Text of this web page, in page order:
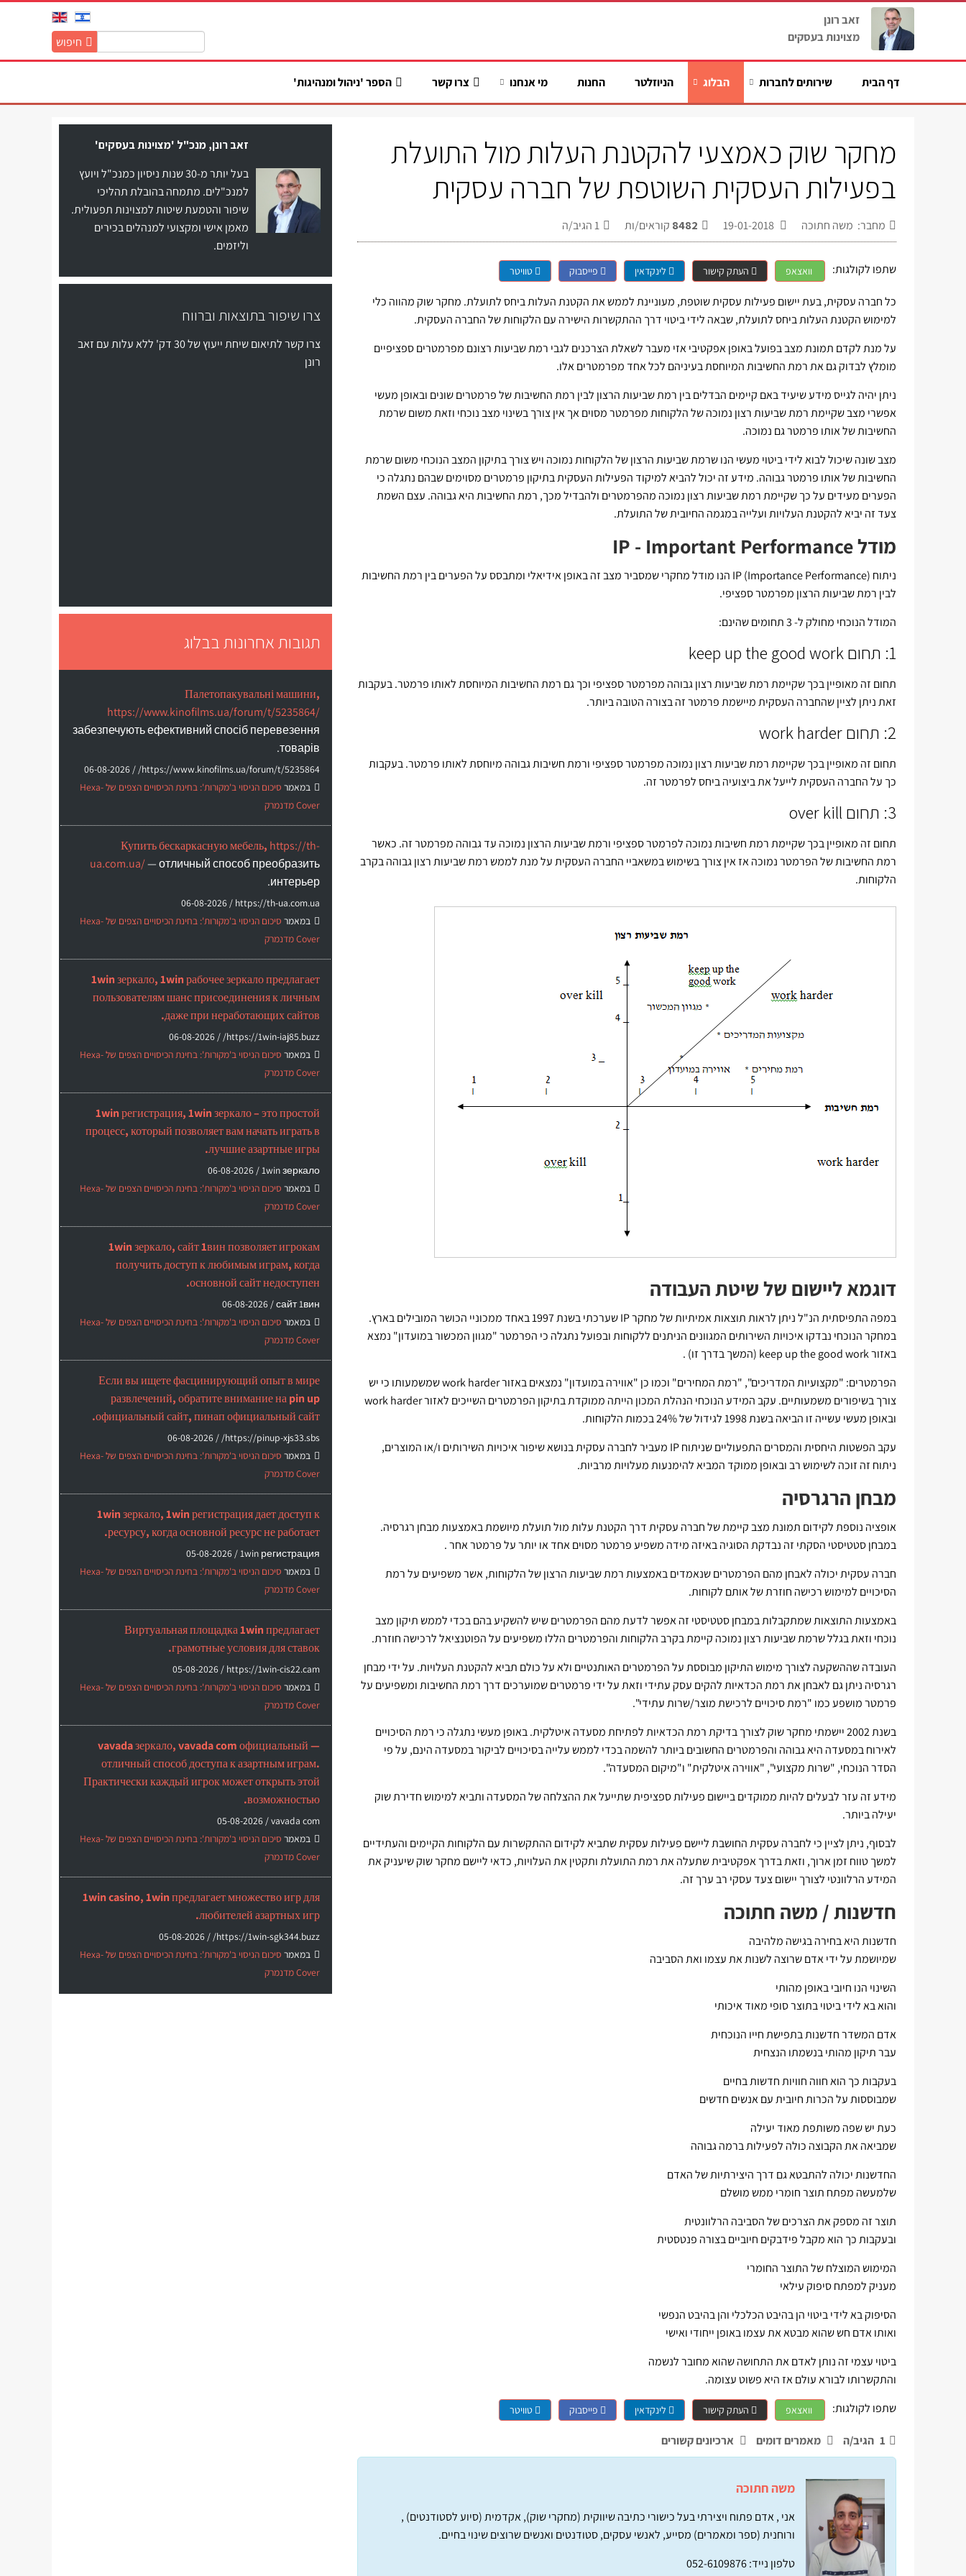
באתר:
חיפוש
זאב רונן
מצוינות בעסקים
דף הבית שירותים לחברות הבלוג הניוזלטר החנות מי אנחנו צרו קשר הספר 'ניהול ומנהיגות'
מחקר שוק כאמצעי להקטנת העלות מול התועלת
בפעילות העסקית השוטפת של חברה עסקית
מחבר: משה חתוכה 8482 קוראים/ות 1הגיב/ה
שתפו לקולגות: וואצאפ העתק קישור לינקדאין פייסבוק טוויטר
כל חברה עסקית, בעת יישום פעילות עסקית שוטפת, מעוניינת לממש את הקטנת העלות ביחס לתועלת. מחקר שוק מהווה כלי
למימוש הקטנת העלות ביחס לתועלת, שבאה לידי ביטוי דרך ההתקשרות הישירה עם הלקוחות של החברה העסקית.
על מנת לקדם תמונת מצב בפועל באופן אפקטיבי אזי מעבר לשאלת הצרכנים לגבי רמת שביעות רצונם מפרמטרים ספציפיים
מומלץ לבדוק גם את רמת החשיבות המיוחסת בעיניהם לכל אחד מפרמטרים אלו.
ניתן יהיה לגייס מידע שיעיד באם קיימים הבדלים בין רמת שביעות הרצון לבין רמת החשיבות של פרמטרים שונים ובאופן מעשי
אפשרי מצב שקיימת רמת שביעות רצון נמוכה של הלקוחות מפרמטר מסוים אך אין צורך בשינוי מצב נוכחי וזאת משום שרמת
החשיבות של אותו פרמטר גם נמוכה.
מצב שונה שיכול לבוא לידי ביטוי מעשי הנו שרמת שביעות הרצון של הלקוחות נמוכה ויש צורך בתיקון המצב הנוכחי משום שרמת
החשיבות של אותו פרמטר גבוהה. מידע זה יכול להביא למיקוד הפעילות העסקית בתיקון פרמטרים מסוימים שבהם נתגלה כי
הפערים מעידים על כך שקיימת רמת שביעות רצון נמוכה מהפרמטרים ולהבדיל מכך, רמת החשיבות היא גבוהה. עצם השמת
צעד זה יביא להקטנת העלויות ועלייה במגמה החיובית של התועלת.
מודל IP - Important Performance
ניתוח IP (Importance Performance) הנו מודל מחקרי שמסביר מצב זה באופן אידיאלי ומתבסס על הפערים בין רמת החשיבות
לבין רמת שביעות הרצון מפרמטר ספציפי.
המודל הנוכחי מחולק ל- 3 תחומים שהינם:
1: תחום keep up the good work
תחום זה מאופיין בכך שקיימת רמת שביעות רצון גבוהה מפרמטר ספציפי וכך גם רמת החשיבות המיוחסת לאותו פרמטר. בעקבות
זאת ניתן לציין שהחברה העסקית מיישמת פרמטר זה בצורה הטובה ביותר.
2: תחום work harder
תחום זה מאופיין בכך שקיימת רמת שביעות רצון נמוכה מפרמטר ספציפי ורמת חשיבות גבוהה מיוחסת לאותו פרמטר. בעקבות
כך על החברה העסקית לייעל את ביצועיה ביחס לפרמטר זה.
3: תחום over kill
תחום זה מאופיין בכך שקיימת רמת חשיבות נמוכה לפרמטר ספציפי ורמת שביעות הרצון נמוכה עד גבוהה מפרמטר זה. כאשר
רמת החשיבות של הפרמטר נמוכה אז אין צורך בשימוש במשאביי החברה העסקית על מנת לממש רמת שביעות רצון גבוהה בקרב
הלקוחות.
דוגמא ליישום של שיטת העבודה
במפה התפיסתית הנ"ל ניתן לראות תוצאות אמיתיות של מחקר IP שערכתי בשנת 1997 באחד ממכוניי הכושר המובילים בארץ.
במחקר הנוכחי נבדקו איכויות השירותים המגוונים הניתנים ללקוחות ובפועל נתגלה כי הפרמטר "מגוון המכשור במועדון" נמצא
באזור keep up the good work (המשך בדרך זו) .
הפרמטרים: "מקצועיות המדריכים", "רמת המחירים" וכמו כן "אווירה במועדון" נמצאים באזור work harder שמשמעותו כי יש
צורך בשיפורים משמעותיים. עקב המידע הנוכחי הנהלת המכון הייתה ממוקדת בתיקון הפרמטרים השייכים לאזור work harder
ובאופן מעשי עשייה זו הביאה בשנת 1998 לגידול של 24% בכמות הלקוחות.
עקב הפשטות היחסית והמסרים התפעוליים שניתוח IP מעביר לחברה עסקית בנושא שיפור איכויות השירותים ו/או המוצרים,
ניתוח זה זוכה לשימוש רב ובאופן ממוקד המביא להימנעות מעלויות מרביות.
מבחן הרגרסיה
אופציה נוספת לקידום תמונת מצב קיימת של חברה עסקית דרך הקטנת עלות מול תועלת מיושמת באמצעות מבחן רגרסיה.
במבחן סטטיסטי הסקתי זה נבדקת הסוגיה באיזה מידה משפיע פרמטר מסוים אחד או יותר על פרמטר אחר .
חברה עסקית יכולה לאבחן מהם הפרמטרים שנאמדים באמצעות רמת שביעות הרצון של הלקוחות, אשר משפיעים על רמת
הסיכויים למימוש רכישה חוזרת של אותם לקוחות.
באמצעות התוצאות שמתקבלות במבחן סטטיסטי זה אפשר לדעת מהם הפרמטרים שיש להשקיע בהם בכדי לממש תיקון מצב
נוכחי וזאת בגלל שרמת שביעות רצון נמוכה קיימת בקרב הלקוחות והפרמטרים הללו משפיעים על הפוטנציאל לרכישה חוזרת.
העובדה שההשקעה לצורך מימוש התיקון מבוססת על הפרמטרים האותנטיים ולא על כולם תביא להקטנת העלויות. על ידי מבחן
רגרסיה ניתן גם לאבחן את רמת הכדאיות להקים עסק עתידי וזאת על ידי פרמטרים שמוערכים דרך רמת החשיבות ומשפיעים על
פרמטר מושפע כמו "רמת סיכויים לרכישת מוצר/שרות עתידי".
בשנת 2002 יישמתי מחקר שוק לצורך בדיקת רמת הכדאיות לפתיחת מסעדה איטלקית. באופן מעשי נתגלה כי רמת הסיכויים
לאירוח במסעדה היא גבוהה והפרמטרים החשובים ביותר להשמה בכדי לממש עלייה בסיכויים לביקור במסעדה הינם, על פי
הסדר הנוכחי, "שרות מקצועי", "אווירה איטלקית" ו"מיקום המסעדה".
מידע זה עזר לבעלים להיות ממוקדים ביישום פעילות ספציפית שתייעל את ההצלחה של המסעדה ותביא למימוש חדירת שוק
יעילה ביותר.
לבסוף, ניתן לציין כי לחברה עסקית החושבת ליישם פעילות עסקית שתביא לקידום ההתקשרות עם הלקוחות הקיימים והעתידיים
למשך טווח זמן ארוך, וזאת בדרך אפקטיבית שתעלה את רמת התועלת ותקטין את העלויות, כדאי ליישם מחקר שוק שיעניק את
המידע הרלוונטי לצורך יישום צעד עסקי רב ערך זה.
חדשנות / משה חתוכה
חדשנות היא בחירה בגישה מלהיבה
שמיושמת על ידי אדם שרוצה לשנות את עצמו ואת הסביבה
השינוי הנו חיובי באופן מהותי
והוא בא לידי ביטוי בתוצר סופי מאוד איכותי
אדם המשדר חדשנות בתפישת חייו הנוכחית
עבר תיקון מהותי בנשמתו הנצחית
בעקבות כך הוא חווה חוויות חדשות בחיים
שמבוססות על הכרות חיובית עם אנשים חדשים
כעת יש שפה משותפת מאוד יעילה
שמביאה את הקבוצה כולה לפעילות ברמה גבוהה
החדשנות יכולה להתבטא גם דרך היצירתיות של האדם
שלמעשה מפתח תוצר חומרי ממש מושלם
תוצר זה מספק את הצרכים של הסביבה הרלוונטית
ובעקבות כך הוא מקבל פידבקים חיוביים בצורה פנטסטית
המימוש המוצלח של התוצר החומרי
מעניק למפתח סיפוק עילאי
הסיפוק בא לידי ביטוי הן בהיבט הכלכלי והן בהיבט הנפשי
ואותו אדם חש שהוא מבטא את עצמו באופן ייחודי ואישי
ביטוי עצמי זה נותן לאדם את התחושה שהוא מחובר לנשמה
והתקשרותו לבורא עולם אז היא פשוט עצומה.
שתפו לקולגות:
וואצאפ העתק קישור לינקדאין פייסבוק טוויטר
1 הגיב/ה מאמרים דומים ארכיונים קשורים
משה חתוכה
אני , אדם פתוח ויצירתי בעל כישורי כתיבה שיווקית (מחקרי שוק), אקדמית (סיוע לסטודנטים) ,
ורוחנית (ספר ומאמרים) מסייע, לאנשי עסקים, סטודנטים ואנשים שרוצים שינוי בחיים.
טלפון נייד: 052-6109876
זאב רונן, מנכ"ל 'מצוינות בעסקים'
בעל יותר מ-30 שנות ניסיון כמנכ"ל ויועץ
למנכ"לים. מתמחה בהובלת תהליכי
שיפור והטמעת שיטות למצוינות תפעולית.
מאמן אישי ומקצועי למנהלים בכירים
וליזמים.
צרו שיפור בתוצאות וברווח
צרו קשר לתיאום שיחת ייעוץ של 30 דק' ללא עלות עם זאב
רונן
תגובות אחרונות בבלוג
Палетопакувальні машини,
https://www.kinofilms.ua/forum/t/5235864/
забезпечують ефективний спосіб перевезення
товарів.
https://www.kinofilms.ua/forum/t/5235864/ /
06-08-2026
במאמר
סיכום הניסוי ב'מקורות': בחינת הכיסויים הצפים של Hexa-
Cover מדנמרק
Купить бескаркасную мебель, https://th-
ua.com.ua/— отличный способ преобразить
интерьер.
https://th-ua.com.ua /
06-08-2026
במאמר
סיכום הניסוי ב'מקורות': בחינת הכיסויים הצפים של Hexa-
Cover מדנמרק
1win зеркало, 1win рабочее зеркало предлагает
пользователям шанс присоединения к личным
даже при неработающих сайтов.
https://1win-iaj85.buzz/ /
06-08-2026
במאמר
סיכום הניסוי ב'מקורות': בחינת הכיסויים הצפים של Hexa-
Cover מדנמרק
1win регистрация, 1win зеркало – это простой
процесс, который позволяет вам начать играть в
лучшие азартные игры.
1win зеркало /
06-08-2026
במאמר
סיכום הניסוי ב'מקורות': בחינת הכיסויים הצפים של Hexa-
Cover מדנמרק
1win зеркало, сайт 1вин позволяет игрокам
получить доступ к любимым играм, когда
основной сайт недоступен.
сайт 1вин /
06-08-2026
במאמר
סיכום הניסוי ב'מקורות': בחינת הכיסויים הצפים של Hexa-
Cover מדנמרק
Если вы ищете фасцинирующий опыт в мире
развлечений, обратите внимание на pin up
официальный сайт, пинап официальный сайт.
https://pinup-xjs33.sbs/ /
06-08-2026
במאמר
סיכום הניסוי ב'מקורות': בחינת הכיסויים הצפים של Hexa-
Cover מדנמרק
1win зеркало, 1win регистрация дает доступ к
ресурсу, когда основной ресурс не работает.
1win регистрация /
05-08-2026
במאמר
סיכום הניסוי ב'מקורות': בחינת הכיסויים הצפים של Hexa-
Cover מדנמרק
Виртуальная площадка 1win предлагает
грамотные условия для ставок.
https://1win-cis22.cam /
05-08-2026
במאמר
סיכום הניסוי ב'מקורות': בחינת הכיסויים הצפים של Hexa-
Cover מדנמרק
vavada зеркало, vavada com официальный —
отличный способ доступа к азартным играм.
Практически каждый игрок может открыть этой
возможностью.
vavada com /
05-08-2026
במאמר
סיכום הניסוי ב'מקורות': בחינת הכיסויים הצפים של Hexa-
Cover מדנמרק
1win casino, 1win предлагает множество игр для
любителей азартных игр.
https://1win-sgk344.buzz/ /
05-08-2026
במאמר
סיכום הניסוי ב'מקורות': בחינת הכיסויים הצפים של Hexa-
Cover מדנמרק